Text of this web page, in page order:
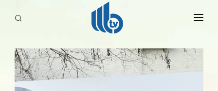
HABERLER
YAYINLARIMIZ